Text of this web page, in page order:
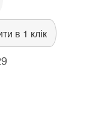
в 1 клік